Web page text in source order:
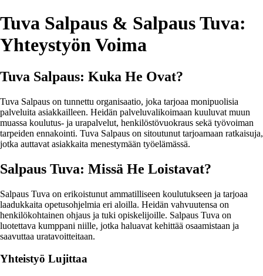
Tuva Salpaus & Salpaus Tuva:
Yhteystyön Voima
Tuva Salpaus: Kuka He Ovat?
Tuva Salpaus on tunnettu organisaatio, joka tarjoaa monipuolisia
palveluita asiakkailleen. Heidän palveluvalikoimaan kuuluvat muun
muassa koulutus- ja urapalvelut, henkilöstövuokraus sekä työvoiman
tarpeiden ennakointi. Tuva Salpaus on sitoutunut tarjoamaan ratkaisuja,
jotka auttavat asiakkaita menestymään työelämässä.
Salpaus Tuva: Missä He Loistavat?
Salpaus Tuva on erikoistunut ammatilliseen koulutukseen ja tarjoaa
laadukkaita opetusohjelmia eri aloilla. Heidän vahvuutensa on
henkilökohtainen ohjaus ja tuki opiskelijoille. Salpaus Tuva on
luotettava kumppani niille, jotka haluavat kehittää osaamistaan ja
saavuttaa uratavoitteitaan.
Yhteistyö Lujittaa